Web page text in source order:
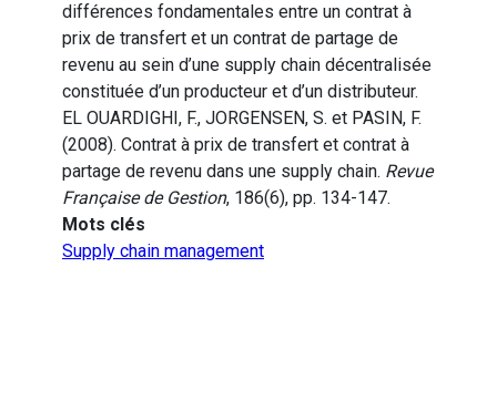
différences fondamentales entre un contrat à
prix de transfert et un contrat de partage de
revenu au sein d’une supply chain décentralisée
constituée d’un producteur et d’un distributeur.
EL OUARDIGHI, F., JORGENSEN, S. et PASIN, F.
(2008). Contrat à prix de transfert et contrat à
partage de revenu dans une supply chain. Revue
Française de Gestion, 186(6), pp. 134-147.
Mots clés
Supply chain management